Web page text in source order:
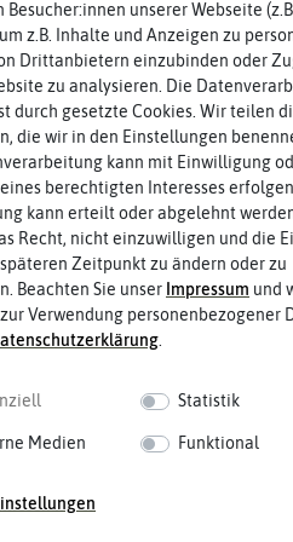
Garden. Damals füllte noch
Freude erfüllen. Und es sind
für die Pflanzenanzucht,
groß werden. Nelson Garden ist
Besucher:innen unserer Webseite
z.B. Inhalte und Anzeigen zu
Drittanbietern einzubinden oder
zu analysieren. Die
durch gesetzte Cookies. Wir teilen
die wir in den Einstellungen
kann mit Einwilligung
berechtigten Interesses
kann erteilt oder abgelehnt
Recht, nicht einzuwilligen und die
Zeitpunkt zu ändern oder zu
Beachten Sie unser Impressum und
Verwendung personenbezogener
Statistik
Medien Funktional